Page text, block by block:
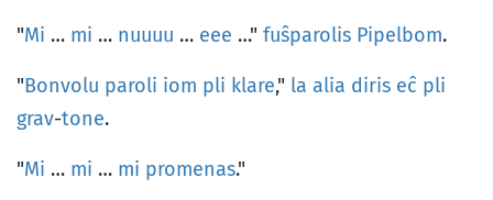
"Mi … mi … nuuuu … eee …" fuŝparolis Pipelbom.
"Bonvolu paroli iom pli klare," la alia diris eĉ pli
grav-tone.
"Mi … mi … mi promenas."